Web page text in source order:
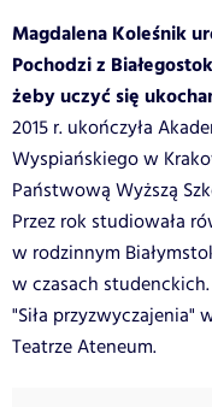
Magdalena Koleśnik
Pochodzi z
żeby uczyć się
2015 r. ukończyła
Wyspiańskiego w
Państwową Wyższą
Przez rok studiowała
w rodzinnym
w czasach
"Siła przyzwyczajenia"
Teatrze Ateneum.